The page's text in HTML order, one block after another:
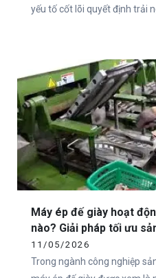
yếu tố cốt lõi quyết định trải
đến từ phần đế.
Máy ép đế giày hoạt
nào? Giải pháp tối ưu
đại cùng Vietcha
11/05/2026
Trong ngành công nghiệp